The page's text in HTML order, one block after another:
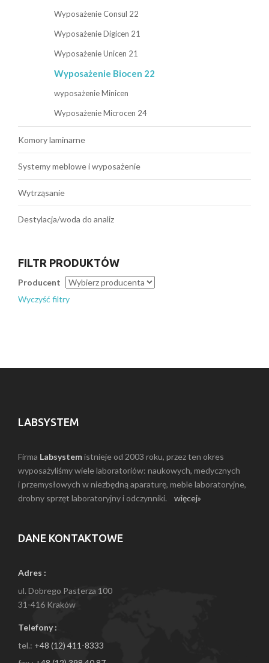
Wyposażenie Consul 22
Wyposażenie Digicen 21
Wyposażenie Unicen 21
Wyposażenie Biocen 22
wyposażenie Minicen
Wyposażenie Microcen 24
Komory laminarne
Systemy meblowe i wyposażenie
Wytrząsanie
Destylacja/woda do analiz
FILTR PRODUKTÓW
Producent
Wyczyść filtry
LABSYSTEM
Firma Labsystemistnieje od 2003 roku, przez ten okres
wyposażyliśmy wiele laboratoriów: naukowych, medycznych
i przemysłowych w niezbędną aparaturę, meble laboratoryjne,
drobny sprzęt laboratoryjny i odczynniki. więcej»
DANE KONTAKTOWE
Adres :
ul. Dobrego Pasterza 100
31-416 Kraków
Telefony :
tel.: +48 (12) 411-8333